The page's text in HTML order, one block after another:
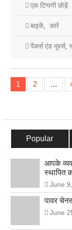
एक टिप्पणी छोड़ें
बाइकें, कारें
पैकर्स एंड मूवर्स,
पोस्ट
नेविगेशन
1 2 …
Popular
आपके
स्थापित
June
पावर
June